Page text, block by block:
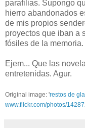
parafilias. Supongo
hierro abandonados
de mis propios
proyectos que iban a
fósiles de la memoria.
Ejem... Que las
entretenidas. Agur.
Original image: 'restos de
www.flickr.com/photos/